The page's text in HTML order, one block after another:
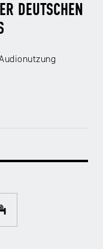
DEUTSCHEN